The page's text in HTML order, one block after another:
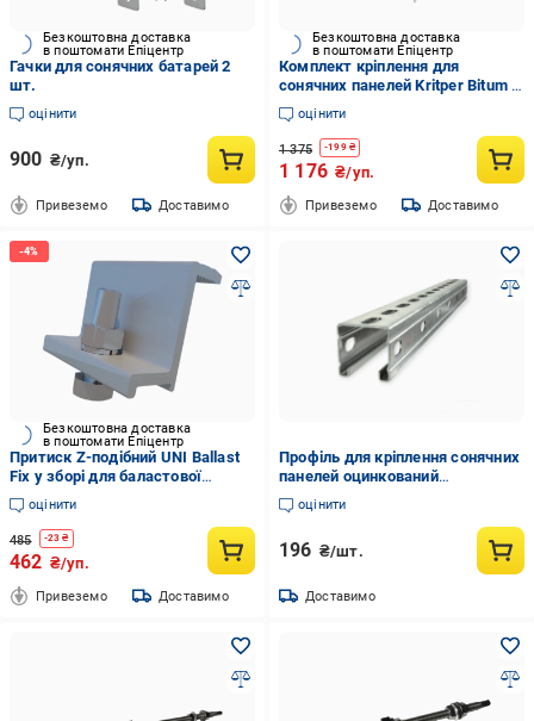
Безкоштовна доставка
в поштомати Епіцентр
Гачки для сонячних батарей 2
шт.
оцінити
900 ₴/уп.
Привеземо Доставимо
Безкоштовна доставка
в поштомати Епіцентр
Комплект кріплення для
сонячних панелей Kritper Bitum I
на бітумну черепицю Білий
(27918073)
оцінити
1 375 -199₴
1 176 ₴/уп.
Привеземо Доставимо
Безкоштовна доставка
в поштомати Епіцентр
Притиск Z-подібний UNI Ballast
Fix у зборі для баластової
системи 4 шт. Сірий (27917774)
оцінити
485 -23 ₴
462 ₴/уп.
Привеземо Доставимо
Профіль для кріплення сонячних
панелей оцинкований
41х41х10х1,4х800 мм (00199)
оцінити
196 ₴/шт.
Доставимо